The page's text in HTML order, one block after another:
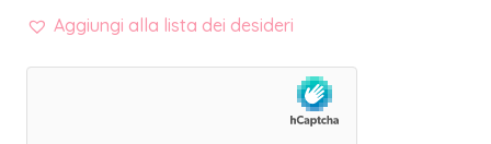
CIALDA
Aggiungi alla lista dei desideri